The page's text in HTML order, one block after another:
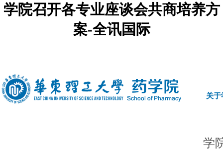
学院召开各专业座谈会共商培养方
案-全讯国际
关于
学